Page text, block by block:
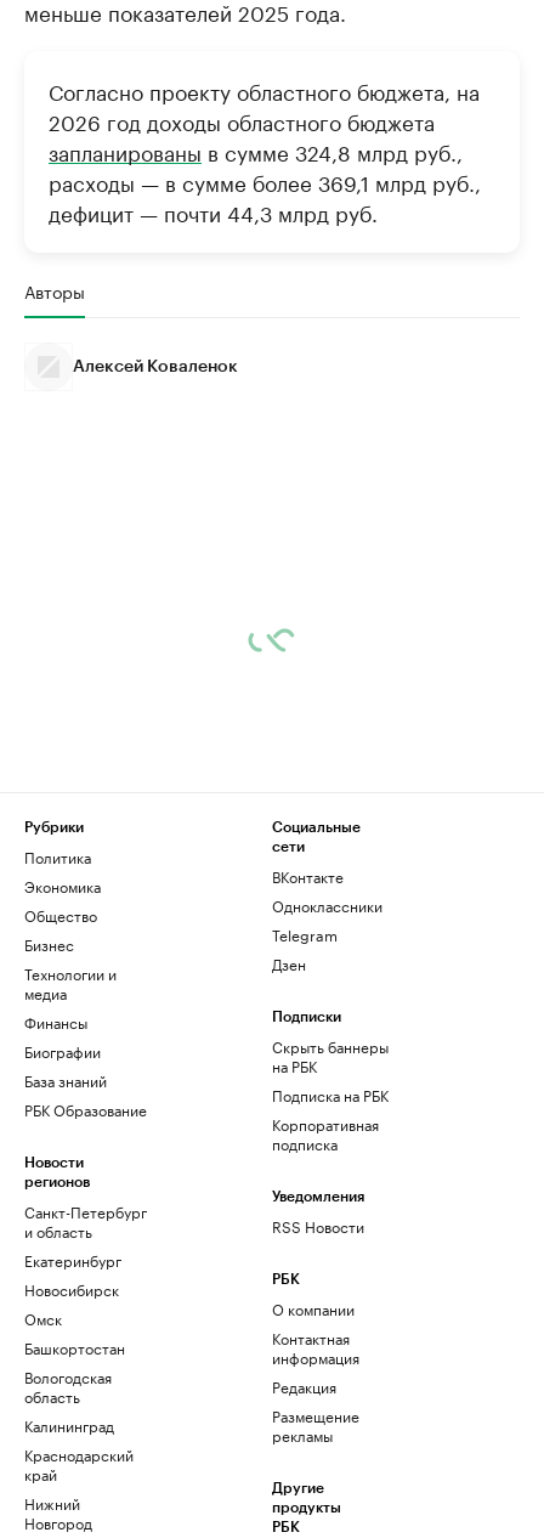
меньше показателей 2025 года.
Согласно проекту областного бюджета, на
2026 год доходы областного бюджета
запланированы в сумме 324,8 млрд руб.,
расходы — в сумме более 369,1 млрд руб.,
дефицит — почти 44,3 млрд руб.
Авторы
Алексей Коваленок
Рубрики
Политика
Экономика
Общество
Бизнес
Технологии и
медиа
Финансы
Биографии
База знаний
РБК Образование
Новости
регионов
Санкт-Петербург
и область
Екатеринбург
Новосибирск
Омск
Башкортостан
Вологодская
область
Калининград
Краснодарский
край
Нижний
Новгород
Социальные
сети
ВКонтакте
Одноклассники
Telegram
Дзен
Подписки
Скрыть баннеры
на РБК
Подписка на РБК
Корпоративная
подписка
Уведомления
RSS Новости
РБК
О компании
Контактная
информация
Редакция
Размещение
рекламы
Другие
продукты
РБК